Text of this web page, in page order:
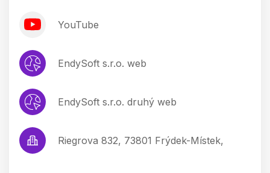
YouTube
EndySoft s.r.o. web
EndySoft s.r.o. druhý web
Riegrova 832, 73801 Frýdek-Místek,